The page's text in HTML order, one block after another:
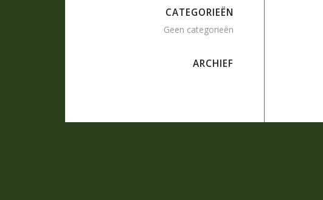
CATEGORIEËN
Geen categorieën
ARCHIEF